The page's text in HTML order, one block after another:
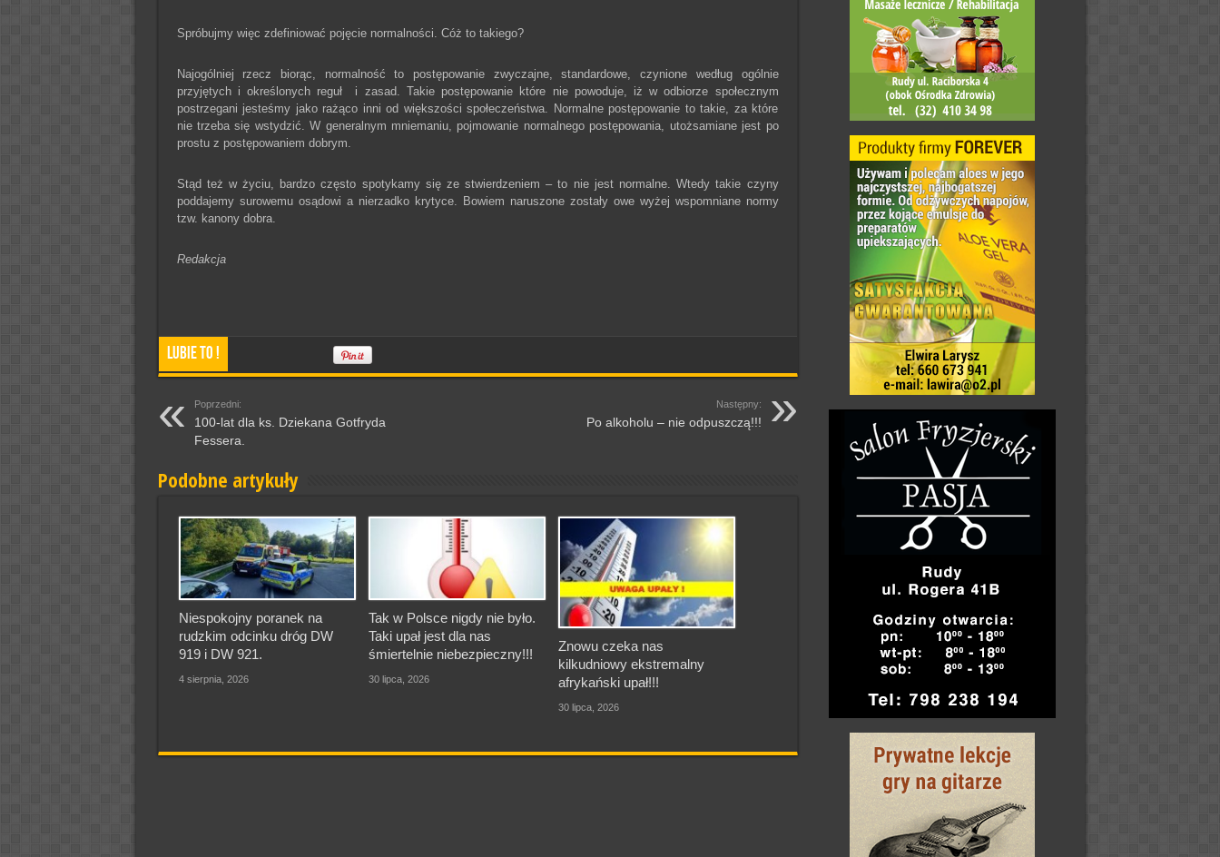
Spróbujmy więc zdefiniować pojęcie normalności. Cóż to takiego?
Najogólniej rzecz biorąc, normalność to postępowanie zwyczajne, standardowe, czynione według ogólnie
przyjętych i określonych reguł i zasad. Takie postępowanie które nie powoduje, iż w odbiorze społecznym
postrzegani jesteśmy jako rażąco inni od większości społeczeństwa. Normalne postępowanie to takie, za które
nie trzeba się wstydzić. W generalnym mniemaniu, pojmowanie normalnego postępowania, utożsamiane jest po
prostu z postępowaniem dobrym.
Stąd też w życiu, bardzo często spotykamy się ze stwierdzeniem – to nie jest normalne. Wtedy takie czyny
poddajemy surowemu osądowi a nierzadko krytyce. Bowiem naruszone zostały owe wyżej wspomniane normy
tzw. kanony dobra.
Redakcja
Lubie To !
Poprzedni:
100-lat dla ks. Dziekana Gotfryda
Fessera.
Następny:
Po alkoholu – nie odpuszczą!!!
Podobne artykuły
Niespokojny poranek na
rudzkim odcinku dróg DW
919 i DW 921.
4 sierpnia, 2026
Tak w Polsce nigdy nie było.
Taki upał jest dla nas
śmiertelnie niebezpieczny!!!
30 lipca, 2026
Znowu czeka nas
kilkudniowy ekstremalny
afrykański upał!!!
30 lipca, 2026